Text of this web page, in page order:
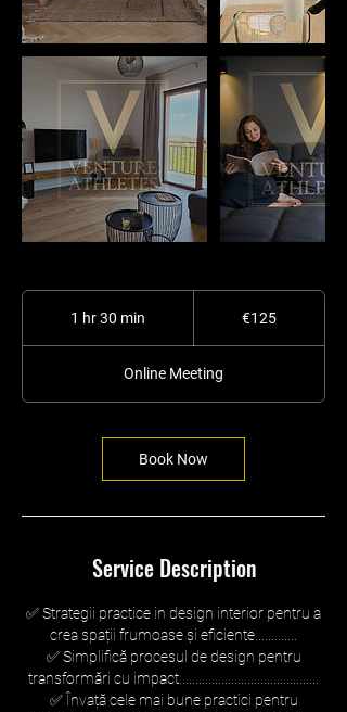
1 hr 30 min
0
m
n
€125
Online Meeting
Book Now
Service Description
✅ Strategii practice in design interior pentru a
crea spații frumoase și eficiente.............
✅ Simplifică procesul de design pentru
transformări cu impact...........................................
✅ Învață cele mai bune practici pentru